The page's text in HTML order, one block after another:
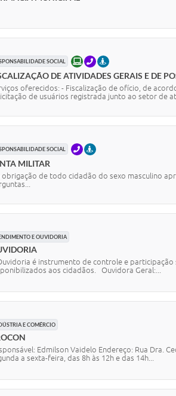
SOCIAL ONLINETELEFONEPRESENCIAL
DE ATIVIDADES GERAIS E DE
oferecidos: - Fiscalização de ofício, de
de usuários registrada junto ao setor de
SOCIAL TELEFONEPRESENCIAL
MILITAR
obrigação de todo cidadão do sexo masculino
E OUVIDORIA
é instrumento de controle e
aos cidadãos. Ouvidora Geral:...
E COMÉRCIO
Edmilson Vaidelo Endereço: Rua Dra.
a sexta-feira, das 8h às 12h e das 14h...